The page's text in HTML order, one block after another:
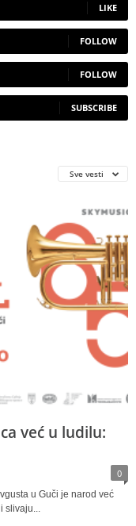
LIKE
FOLLOW
FOLLOW
SUBSCRIBE
Sve vesti
već u ludilu:
0
u Guči je narod već